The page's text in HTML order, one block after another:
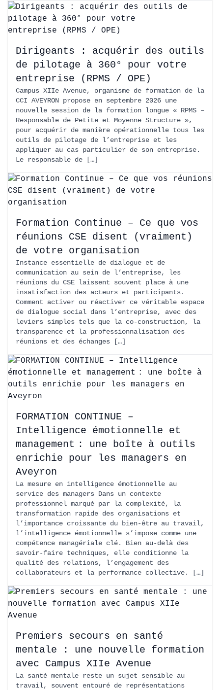
Dirigeants : acquérir des outils
de pilotage à 360° pour votre
entreprise (RPMS / OPE)
Campus XIIe Avenue, organisme de formation de la
CCI AVEYRON propose en septembre 2026 une
nouvelle session de la formation longue « RPMS –
Responsable de Petite et Moyenne Structure »,
pour acquérir de manière opérationnelle tous les
outils de pilotage de l’entreprise et les
appliquer au cas particulier de son entreprise.
Le responsable de […]
Formation Continue – Ce que vos
réunions CSE disent (vraiment)
de votre organisation
Instance essentielle de dialogue et de
communication au sein de l’entreprise, les
réunions du CSE laissent souvent place à une
insatisfaction des acteurs et participants.
Comment activer ou réactiver ce véritable espace
de dialogue social dans l’entreprise, avec des
leviers simples tels que la co-construction, la
transparence et la professionnalisation des
réunions et des échanges […]
FORMATION CONTINUE –
Intelligence émotionnelle et
management : une boîte à outils
enrichie pour les managers en
Aveyron
La mesure en intelligence émotionnelle au
service des managers Dans un contexte
professionnel marqué par la complexité, la
transformation rapide des organisations et
l’importance croissante du bien-être au travail,
l’intelligence émotionnelle s’impose comme une
compétence managériale clé. Bien au-delà des
savoir-faire techniques, elle conditionne la
qualité des relations, l’engagement des
collaborateurs et la performance collective. […]
Premiers secours en santé
mentale : une nouvelle formation
avec Campus XIIe Avenue
La santé mentale reste un sujet sensible au
travail, souvent entouré de représentations